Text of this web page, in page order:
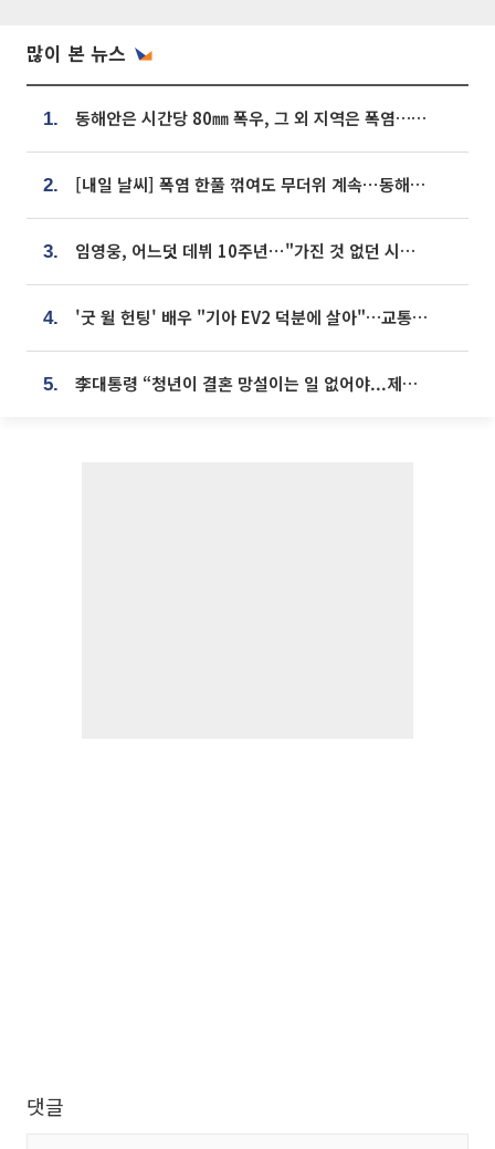
많이 본 뉴스
1. 동해안은 시간당 80㎜ 폭우, 그 외 지역은 폭염…‘극과 극 날씨’
2. [내일 날씨] 폭염 한풀 꺾여도 무더위 계속⋯동해안 이틀 연속 비
3. 임영웅, 어느덧 데뷔 10주년⋯"가진 것 없던 시절, 내 앞엔 20명의 팬뿐"
4. '굿 윌 헌팅' 배우 "기아 EV2 덕분에 살아"…교통사고 후 안전성 극찬
5. 李대통령 “청년이 결혼 망설이는 일 없어야...제도상 불이익 조사”
댓글